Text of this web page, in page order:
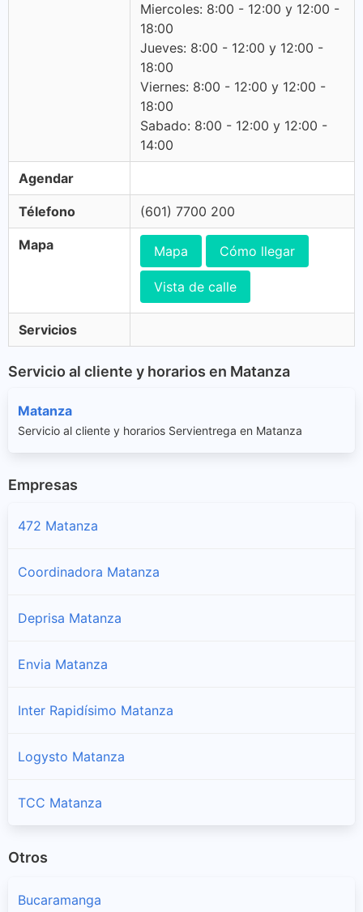
Miercoles: 8:00 - 12:00 y 12:00 -
18:00
Jueves: 8:00 - 12:00 y 12:00 -
18:00
Viernes: 8:00 - 12:00 y 12:00 -
18:00
Sabado: 8:00 - 12:00 y 12:00 -
14:00
Agendar
Télefono (601) 7700 200
Mapa Mapa Cómo llegar
Vista de calle
Servicios
Servicio al cliente y horarios en Matanza
Matanza
Servicio al cliente y horarios Servientrega en Matanza
Empresas
472 Matanza
Coordinadora Matanza
Deprisa Matanza
Envia Matanza
Inter Rapidísimo Matanza
Logysto Matanza
TCC Matanza
Otros
Bucaramanga